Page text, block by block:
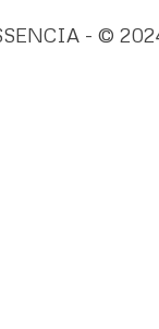
- ©